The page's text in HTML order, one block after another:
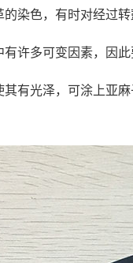
染色，有时对经过
许多可变因素，因
有光泽，可涂上亚